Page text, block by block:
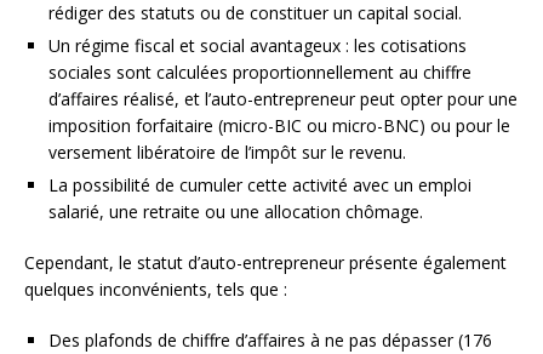
rédiger des statuts ou de constituer un capital social.
Un régime fiscal et social avantageux : les cotisations
sociales sont calculées proportionnellement au chiffre
d’affaires réalisé, et l’auto-entrepreneur peut opter pour une
imposition forfaitaire (micro-BIC ou micro-BNC) ou pour le
versement libératoire de l’impôt sur le revenu.
La possibilité de cumuler cette activité avec un emploi
salarié, une retraite ou une allocation chômage.
Cependant, le statut d’auto-entrepreneur présente également
quelques inconvénients, tels que :
Des plafonds de chiffre d’affaires à ne pas dépasser (176